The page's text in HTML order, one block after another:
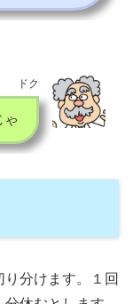
ドク
ゃ
分けます。１回